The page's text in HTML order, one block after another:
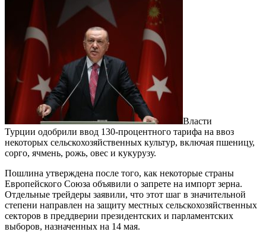
Власти
Турции одобрили ввод 130-процентного тарифа на ввоз
некоторых сельскохозяйственных культур, включая пшеницу,
сорго, ячмень, рожь, овес и кукурузу.
Пошлина утверждена после того, как некоторые страны
Европейского Союза объявили о запрете на импорт зерна.
Отдельные трейдеры заявили, что этот шаг в значительной
степени направлен на защиту местных сельскохозяйственных
секторов в преддверии президентских и парламентских
выборов, назначенных на 14 мая.